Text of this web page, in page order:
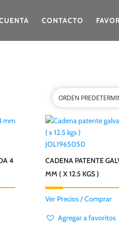
CONTACTO
4
JOL1965050
CADENA PATENTE
MM ( X 12.5 KGS )
Ver Precios / Comprar
Agregar a favoritos